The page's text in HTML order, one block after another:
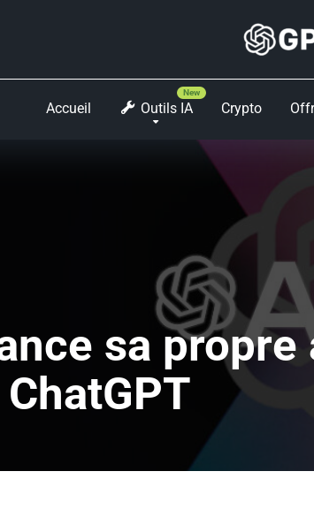
Accueil Outils IA Crypto
sa